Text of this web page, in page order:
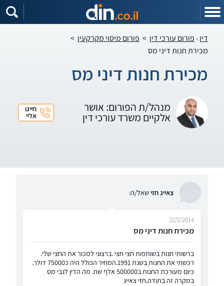
דין פורום עורכי דין > פורום מיסוי מקרקעין >
מכירת חנות דיני מס
מכירת חנות דיני מס
מנהל/ת הפורום: אושר
אלקיים משרד עורכי דין
חייגו
אליי
צאייג חזישאל/ה:
מכירת חנות דיני מס
22/2/2014
ברשותי חנות בשותפות חצי חצי .ברצוני למכור את החצי שלי.
רכשתי את החנות בשנת 1991.המחיר הכולל היה כ75000 דולר.
כיום מעורכת החנות ב500000 אלף שח. מה הדין לגבי מס
במקרה זה בתודה.חזי צאייג